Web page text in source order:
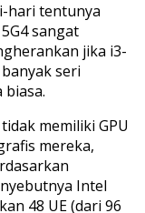
hari tentunya
sangat
jika i3-
seri
memiliki GPU
mereka,
Intel
48 UE (dari 96